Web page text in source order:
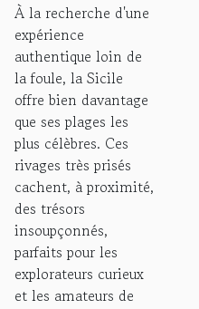
populaires
de Sicile
À la recherche d'une
expérience
authentique loin de
la foule, la Sicile
offre bien davantage
que ses plages les
plus célèbres. Ces
rivages très prisés
cachent, à proximité,
des trésors
insoupçonnés,
parfaits pour les
explorateurs curieux
et les amateurs de